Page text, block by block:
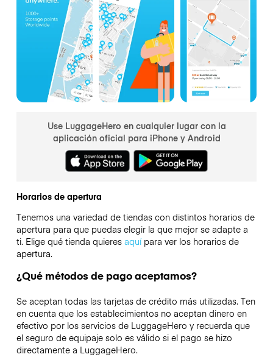
Use LuggageHero en cualquier lugar con la
aplicación oficial para iPhone y Android
Horarios de apertura
Tenemos una variedad de tiendas con distintos horarios de
apertura para que puedas elegir la que mejor se adapte a
ti. Elige qué tienda quieres aquípara ver los horarios de
apertura.
¿Qué métodos de pago aceptamos?
Se aceptan todas las tarjetas de crédito más utilizadas. Ten
en cuenta que los establecimientos no aceptan dinero en
efectivo por los servicios de LuggageHero y recuerda que
el seguro de equipaje solo es válido si el pago se hizo
directamente a LuggageHero.